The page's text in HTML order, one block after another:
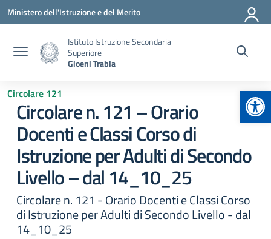
Vai ai contenuti
Vai al menu di navigazione
Vai al footer
Ministero dell'Istruzione e del Merito
Istituto Istruzione Secondaria
Superiore
Gioeni Trabia
Circolare 121
Circolare n. 121 – Orario
Docenti e Classi Corso di
Istruzione per Adulti di Secondo
Livello – dal 14_10_25
Circolare n. 121 - Orario Docenti e Classi Corso
di Istruzione per Adulti di Secondo Livello - dal
14_10_25